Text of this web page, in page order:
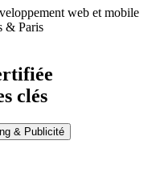
web et mobile
& Paris
clés
& Publicité